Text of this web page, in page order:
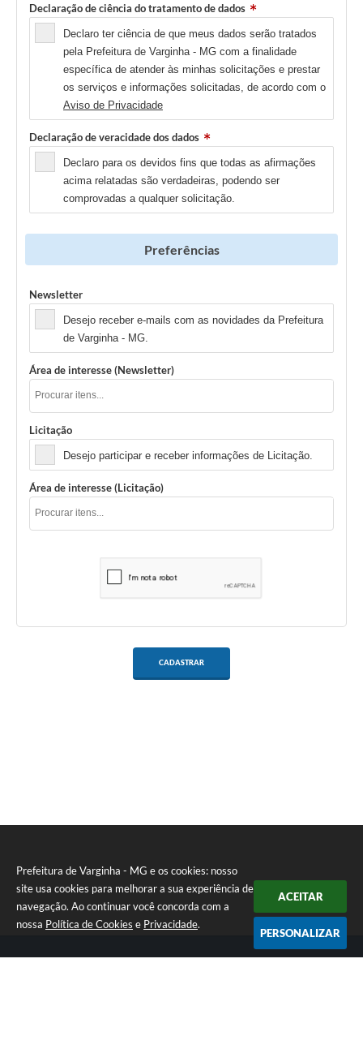
Prefeitura de Varginha - MG e os cookies: nosso
site usa cookies para melhorar a sua experiência de
navegação. Ao continuar você concorda com a
nossa Política de Cookies e Privacidade.
ACEITAR
PERSONALIZAR
Declaração de ciência do tratamento de dados
Declaro ter ciência de que meus dados serão tratados
pela Prefeitura de Varginha - MG com a finalidade
específica de atender às minhas solicitações e prestar
os serviços e informações solicitadas, de acordo com o
Aviso de Privacidade
Declaração de veracidade dos dados
Declaro para os devidos fins que todas as afirmações
acima relatadas são verdadeiras, podendo ser
comprovadas a qualquer solicitação.
Preferências
Newsletter
Desejo receber e-mails com as novidades da Prefeitura
de Varginha - MG.
Área de interesse (Newsletter)
Licitação
Desejo participar e receber informações de Licitação.
Área de interesse (Licitação)
CADASTRAR